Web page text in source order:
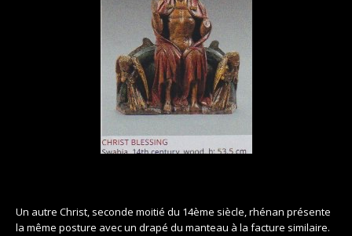
Un autre Christ, seconde moitié du 14ème siècle, rhénan présente
la même posture avec un drapé du manteau à la facture similaire.